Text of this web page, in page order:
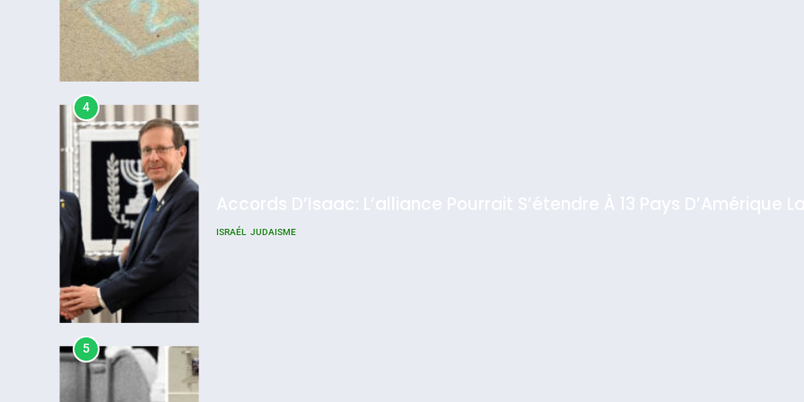
4
ISRAÉL JUDAISME
5